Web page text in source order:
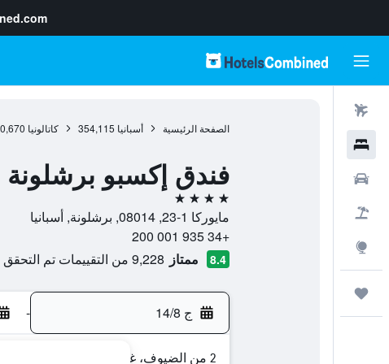
الصفحة الرئيسية أسبانيا 354,115 كاتالونيا
فندق إكسبو برشلونة
4 نجوم
مايوركا 1-23, 08014, برشلونة, أسبانيا
+34 935 001 200
8.4 ممتاز 9,228 من التقييمات تم التحقق منها
ج 14/8 -
2 من الضيوف، غرفة واحدة